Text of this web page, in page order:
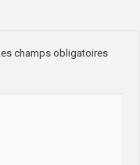
champs obligatoires